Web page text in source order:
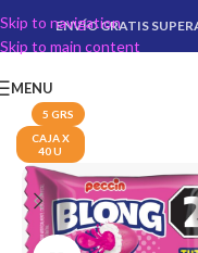
Skip to navigation
Skip to main content
ENVÍO GRATIS
MENU
5 GRS
CAJA X
40 U